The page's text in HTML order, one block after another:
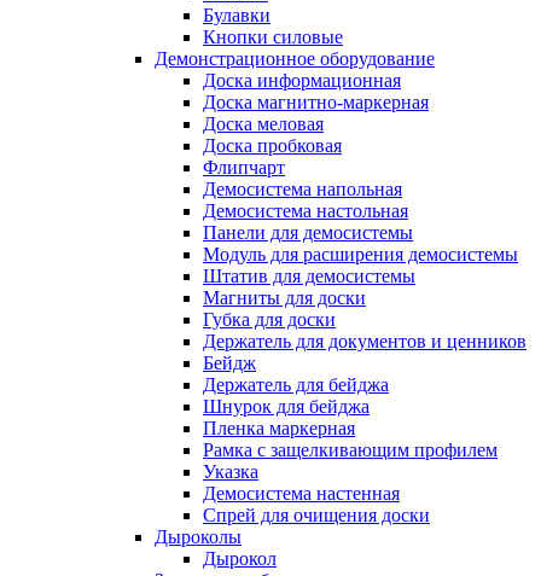
Булавки
Кнопки силовые
Демонстрационное оборудование
Доска информационная
Доска магнитно-маркерная
Доска меловая
Доска пробковая
Флипчарт
Демосистема напольная
Демосистема настольная
Панели для демосистемы
Модуль для расширения демосистемы
Штатив для демосистемы
Магниты для доски
Губка для доски
Держатель для документов и ценников
Бейдж
Держатель для бейджа
Шнурок для бейджа
Пленка маркерная
Рамка с защелкивающим профилем
Указка
Демосистема настенная
Спрей для очищения доски
Дыроколы
Дырокол